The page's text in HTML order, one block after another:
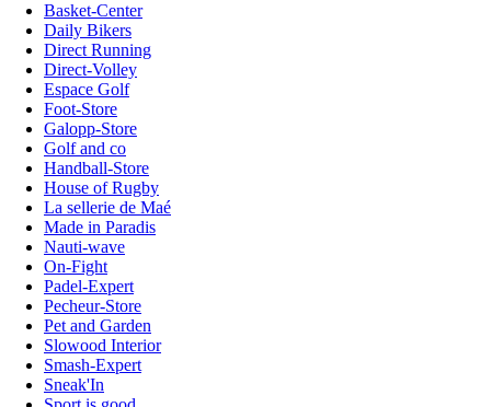
Basket-Center
Daily Bikers
Direct Running
Direct-Volley
Espace Golf
Foot-Store
Galopp-Store
Golf and co
Handball-Store
House of Rugby
La sellerie de Maé
Made in Paradis
Nauti-wave
On-Fight
Padel-Expert
Pecheur-Store
Pet and Garden
Slowood Interior
Smash-Expert
Sneak'In